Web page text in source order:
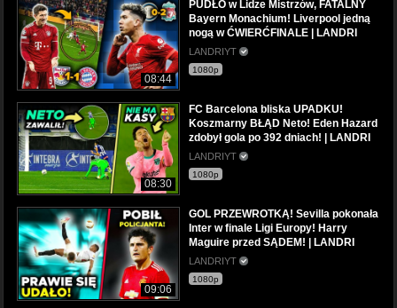
08:44
PUDŁO w Lidze Mistrzów, FATALNY
Bayern Monachium! Liverpool jedną
nogą w ĆWIERĆFINALE | LANDRI
LANDRIYT
1080p
08:30
FC Barcelona bliska UPADKU!
Koszmarny BŁĄD Neto! Eden Hazard
zdobył gola po 392 dniach! | LANDRI
LANDRIYT
1080p
09:06
GOL PRZEWROTKĄ! Sevilla pokonała
Inter w finale Ligi Europy! Harry
Maguire przed SĄDEM! | LANDRI
LANDRIYT
1080p